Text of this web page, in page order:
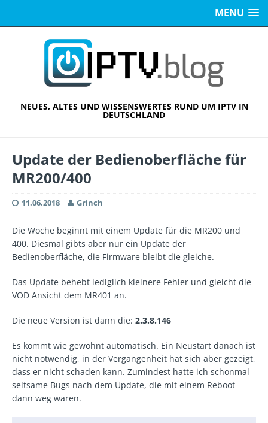
MENU
NEUES, ALTES UND WISSENSWERTES RUND UM IPTV IN
DEUTSCHLAND
Update der Bedienoberfläche für
MR200/400
11.06.2018 Grinch
Die Woche beginnt mit einem Update für die MR200 und
400. Diesmal gibts aber nur ein Update der
Bedienoberfläche, die Firmware bleibt die gleiche.
Das Update behebt lediglich kleinere Fehler und gleicht die
VOD Ansicht dem MR401 an.
Die neue Version ist dann die: 2.3.8.146
Es kommt wie gewohnt automatisch. Ein Neustart danach ist
nicht notwendig, in der Vergangenheit hat sich aber gezeigt,
dass er nicht schaden kann. Zumindest hatte ich schonmal
seltsame Bugs nach dem Update, die mit einem Reboot
dann weg waren.